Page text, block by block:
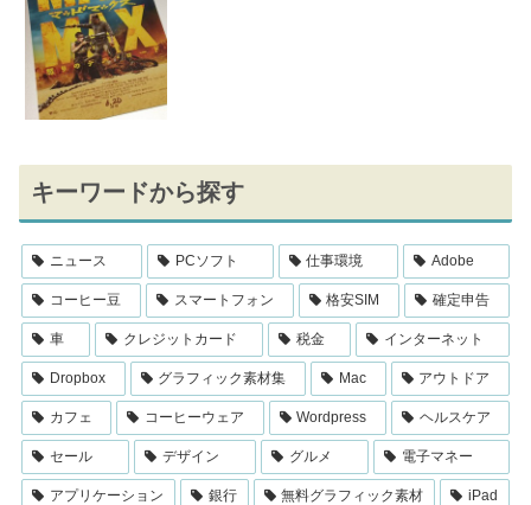
キーワードから探す
ニュース PCソフト 仕事環境 Adobe
コーヒー豆 スマートフォン 格安SIM 確定申告
車 クレジットカード 税金 インターネット
Dropbox グラフィック素材集 Mac アウトドア
カフェ コーヒーウェア Wordpress ヘルスケア
セール デザイン グルメ 電子マネー
アプリケーション 銀行 無料グラフィック素材 iPad